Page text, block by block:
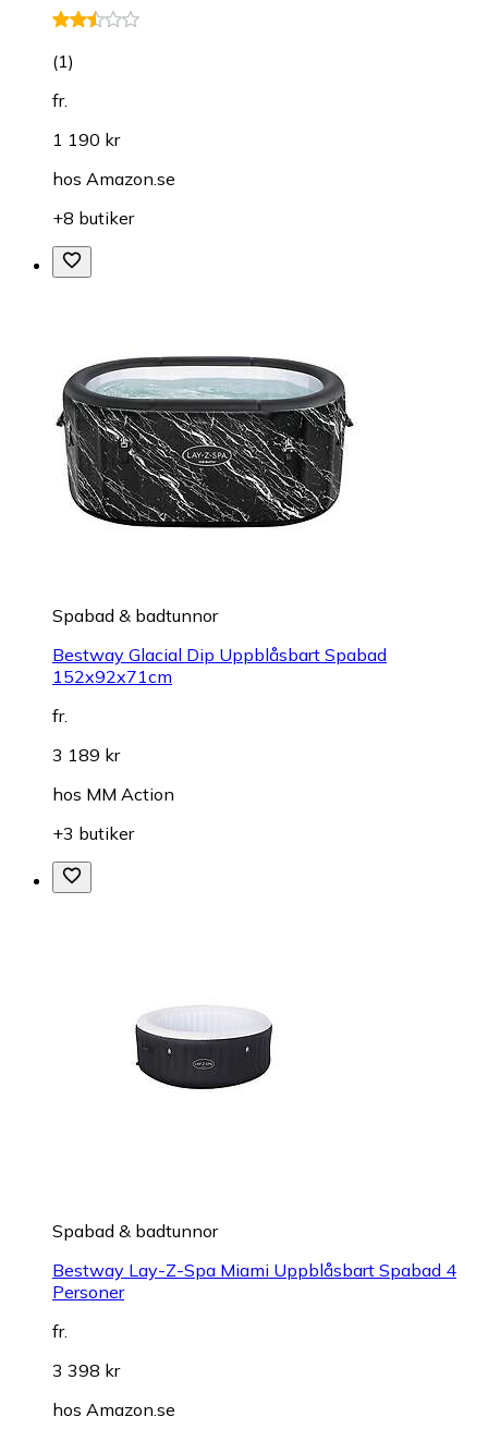
(1)
fr.
1 190 kr
hos Amazon.se
+8 butiker
Spabad & badtunnor
Bestway Glacial Dip Uppblåsbart Spabad
152x92x71cm
fr.
3 189 kr
hos MM Action
+3 butiker
Spabad & badtunnor
Bestway Lay-Z-Spa Miami Uppblåsbart Spabad 4
Personer
fr.
3 398 kr
hos Amazon.se